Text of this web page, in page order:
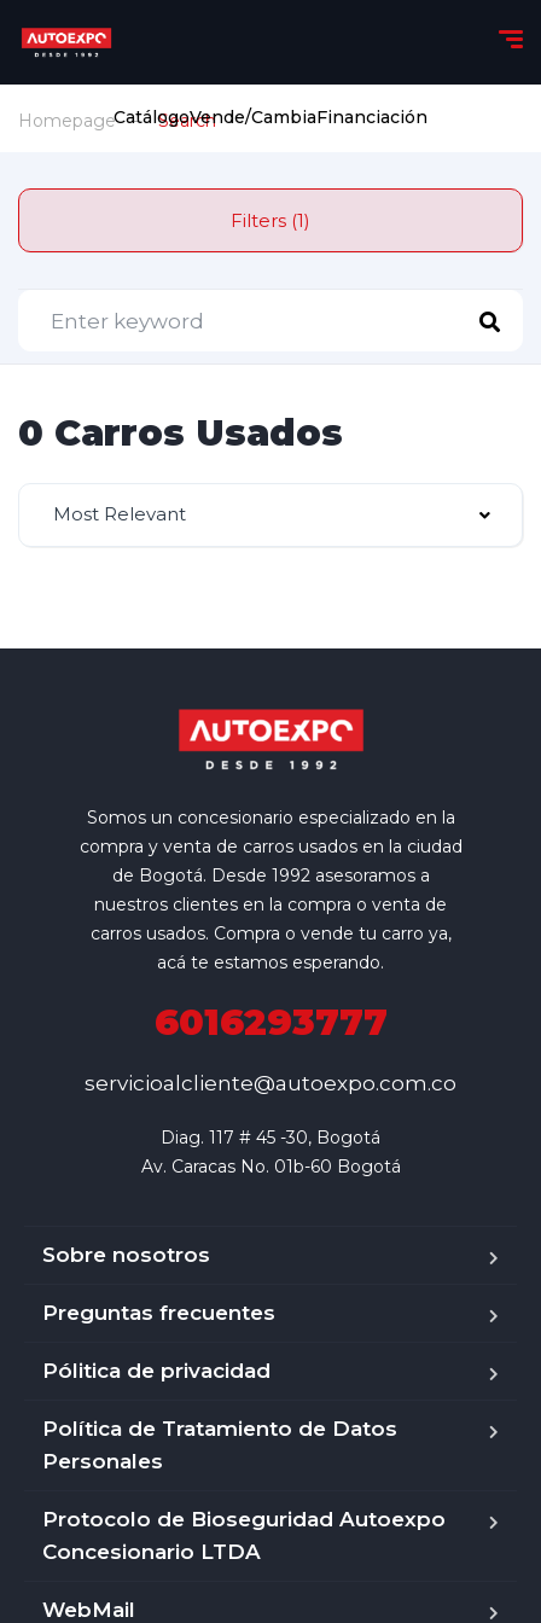
CatálogoVende/CambiaFinanciación
Homepage Search
Filters (1)
0 Carros Usados
Most Relevant
Somos un concesionario especializado en la
compra y venta de carros usados en la ciudad
de Bogotá. Desde 1992 asesoramos a
nuestros clientes en la compra o venta de
carros usados. Compra o vende tu carro ya,
acá te estamos esperando.
6016293777
servicioalcliente@autoexpo.com.co
Diag. 117 # 45 -30, Bogotá
Av. Caracas No. 01b-60 Bogotá
Sobre nosotros
Preguntas frecuentes
Pólitica de privacidad
Política de Tratamiento de Datos
Personales
Protocolo de Bioseguridad Autoexpo
Concesionario LTDA
WebMail